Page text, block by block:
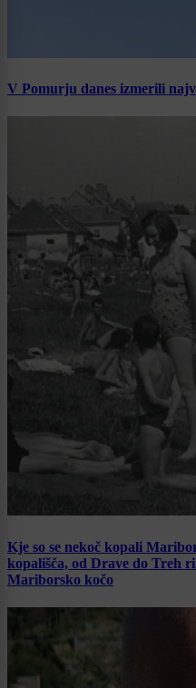
V Pomurju danes izmerili
Kje so se nekoč kopali
kopališča, od Drave do Treh
Mariborsko kočo